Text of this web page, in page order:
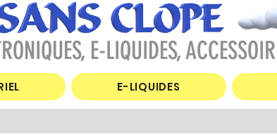
E-LIQUIDES,
E-LIQUIDES